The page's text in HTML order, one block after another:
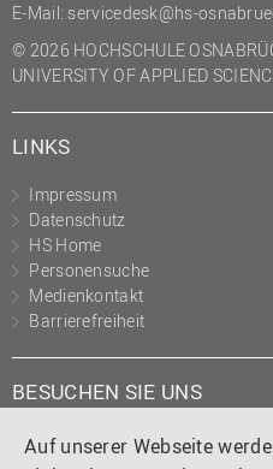
Auf unserer Webseite
E-Mail: servicedesk@hs-
© 2026 HOCHSCHULE
UNIVERSITY OF APPLIED
LINKS
Impressum
Datenschutz
HS Home
Personensuche
Medienkontakt
Barrierefreiheit
BESUCHEN SIE UNS
Instagram
TiktokLinkedIn